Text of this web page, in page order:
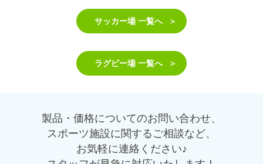
サッカー場 一覧へ
ラグビー場 一覧へ
製品・価格についてのお問い合わせ、
スポーツ施設に関するご相談など、
お気軽に連絡ください♪